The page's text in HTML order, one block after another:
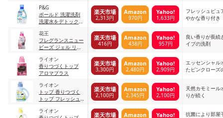
P&G
ボールド 洗濯洗剤
洗濯水をデトックス
リーン
楽天市場
2,313円
Amazon
970円
Yahoo!
1,633円
フレッシュピュ
やかな香り付き
花王
フレグランスニュー
ビーズ ジェル リュ
楽天市場
416円
Amazon
438円
Yahoo!
957円
良い香りが長続
イプの洗剤
ライオン
香りつづくトップ
アロマプラス
楽天市場
3,300円
Amazon
2,480円
Yahoo!
2,909円
エッセンシャル
たピンクローズ
ライオン
トップ 香りつづく
トップ フレッシュ
楽天市場
2,100円
Amazon
2,345円
Yahoo!
2,100円
天然カモミール
りが続く
ライオン
楽天市場 Amazon Yahoo!
抗菌により部屋